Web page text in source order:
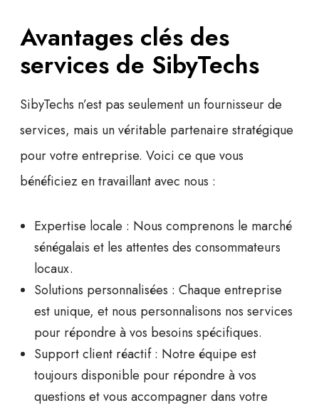
Avantages clés des
services de SibyTechs
SibyTechs n’est pas seulement un fournisseur de
services, mais un véritable partenaire stratégique
pour votre entreprise. Voici ce que vous
bénéficiez en travaillant avec nous :
Expertise locale : Nous comprenons le marché
sénégalais et les attentes des consommateurs
locaux.
Solutions personnalisées : Chaque entreprise
est unique, et nous personnalisons nos services
pour répondre à vos besoins spécifiques.
Support client réactif: Notre équipe est
toujours disponible pour répondre à vos
questions et vous accompagner dans votre